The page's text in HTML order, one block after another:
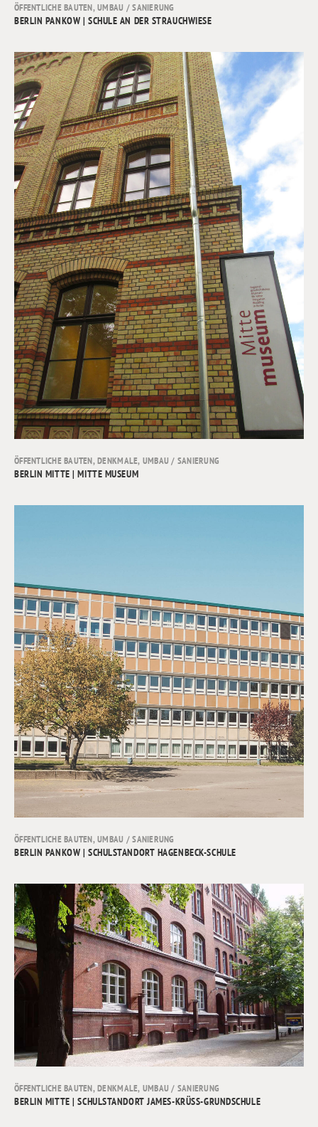
ÖFFENTLICHE BAUTEN,UMBAU / SANIERUNG
BERLIN PANKOW | SCHULE AN DER STRAUCHWIESE
ÖFFENTLICHE BAUTEN,DENKMALE, UMBAU / SANIERUNG
BERLIN MITTE | MITTE MUSEUM
ÖFFENTLICHE BAUTEN,UMBAU / SANIERUNG
BERLIN PANKOW | SCHULSTANDORT HAGENBECK-SCHULE
ÖFFENTLICHE BAUTEN,DENKMALE, UMBAU / SANIERUNG
BERLIN MITTE | SCHULSTANDORT JAMES-KRÜSS-GRUNDSCHULE